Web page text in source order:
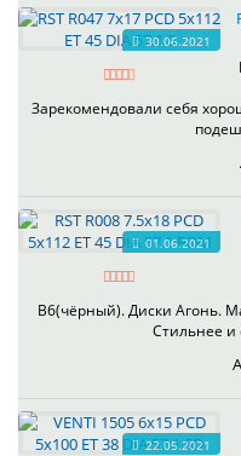
30.06.2021
Зарекомендовали себя
01.06.2021
B6(чёрный). Диски Агонь.
Стильнее и
22.05.2021